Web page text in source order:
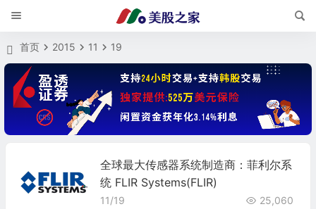
首页 2015 11 19
全球最大传感器系统制造商：菲利尔系
统 FLIR Systems(FLIR)
11/19 25,060